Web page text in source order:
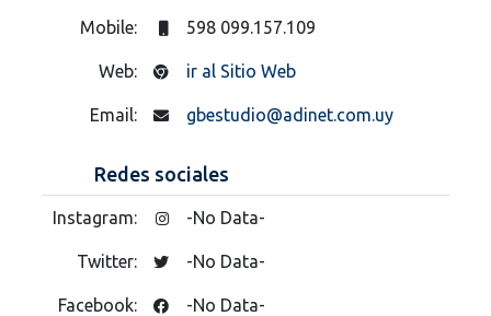
Mobile: 598 099.157.109
Web: ir al Sitio Web
Email: gbestudio@adinet.com.uy
Redes sociales
Instagram: -No Data-
Twitter: -No Data-
Facebook: -No Data-